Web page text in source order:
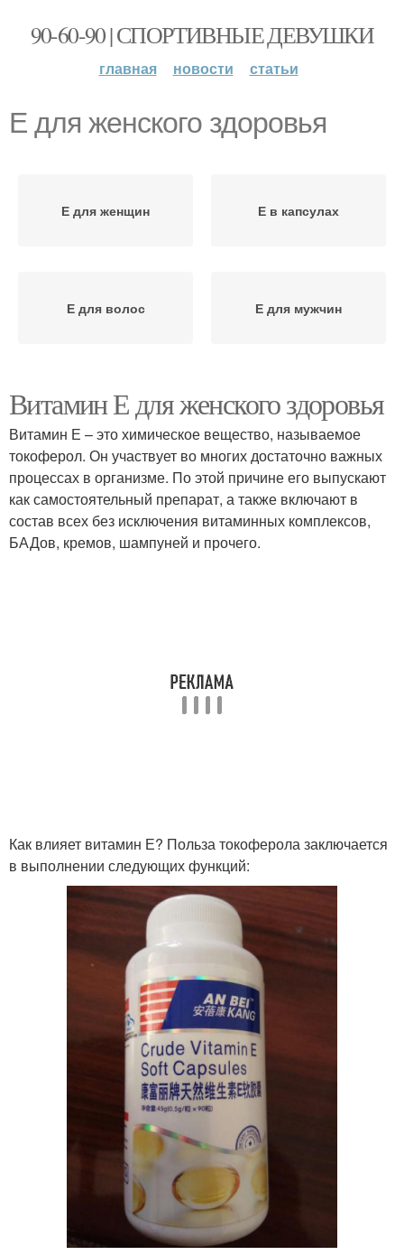
90-60-90 | СПОРТИВНЫЕ ДЕВУШКИ
главная новости статьи
Е для женского здоровья
Е для женщин Е в капсулах
Е для волос Е для мужчин
Витамин Е для женского здоровья
Витамин Е – это химическое вещество, называемое
токоферол. Он участвует во многих достаточно важных
процессах в организме. По этой причине его выпускают
как самостоятельный препарат, а также включают в
состав всех без исключения витаминных комплексов,
БАДов, кремов, шампуней и прочего.
Как влияет витамин Е? Польза токоферола заключается
в выполнении следующих функций: